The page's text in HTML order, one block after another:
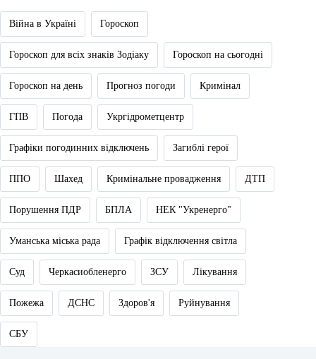
Війна в Україні Гороскоп
Гороскоп для всіх знаків Зодіаку Гороскоп на сьогодні
Гороскоп на день Прогноз погоди Кримінал
ГПВ Погода Укргідрометцентр
Графіки погодинних відключень Загиблі герої
ППО Шахед Кримінальне провадження ДТП
Порушення ПДР БПЛА НЕК "Укренерго"
Уманська міська рада Графік відключення світла
Суд Черкасиобленерго ЗСУ Лікування
Пожежа ДСНС Здоров'я Руйнування
СБУ